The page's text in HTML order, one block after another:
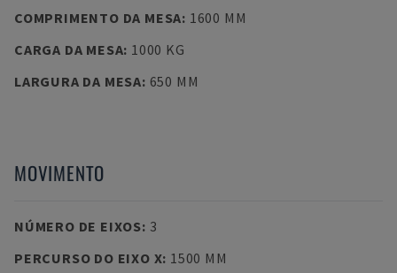
COMPRIMENTO DA MESA: 1600 MM
CARGA DA MESA: 1000 KG
LARGURA DA MESA: 650 MM
MOVIMENTO
NÚMERO DE EIXOS: 3
PERCURSO DO EIXO X: 1500 MM